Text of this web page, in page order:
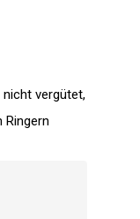
nicht vergütet,
Ringern